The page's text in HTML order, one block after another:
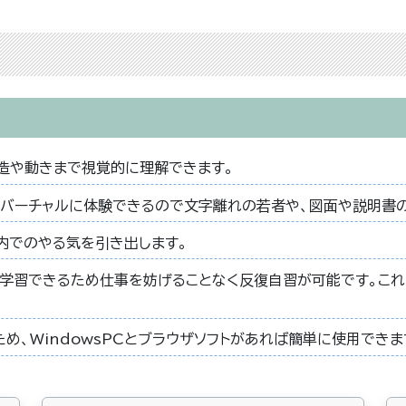
や動きまで視覚的に理解できます。
ーチャルに体験できるので文字離れの若者や、図面や説明書
のやる気を引き出します。
習できるため仕事を妨げることなく反復自習が可能です。こ
、WindowsPCとブラウザソフトがあれば簡単に使用できま